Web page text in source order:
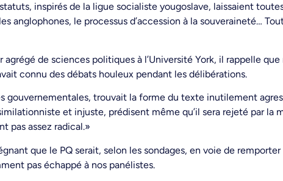
inspirés de la ligue socialiste yougoslave, laissaient
anglophones, le processus d’accession à la souveraineté…
agrégé de sciences politiques à l’Université York, il rappelle
connu des débats houleux pendant les délibérations.
gouvernementales, trouvait la forme du texte inutilement
et injuste, prédisent même qu’il sera rejeté par la
pas assez radical.»
que le PQ serait, selon les sondages, en voie de
pas échappé à nos panélistes.